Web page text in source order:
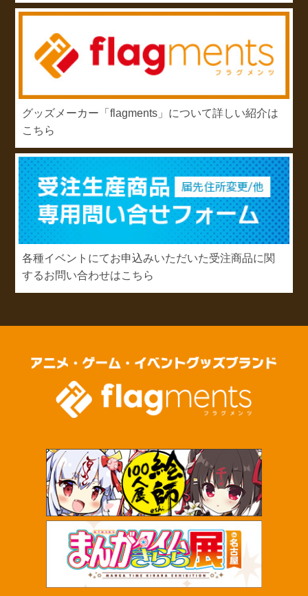
グッズメーカー「flagments」について詳しい紹介は
こちら
各種イベントにてお申込みいただいた受注商品に関
するお問い合わせはこちら